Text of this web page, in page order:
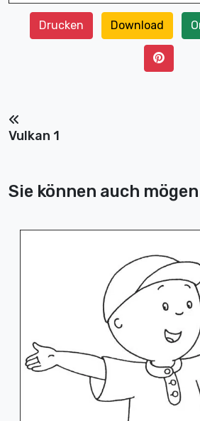
Drucken Download
Vulkan 1
Sie können auch mögen